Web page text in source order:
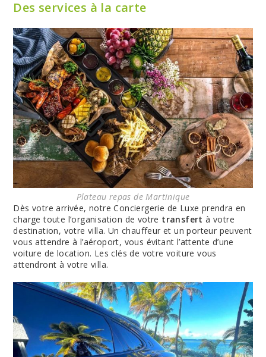
Des services à la carte
Plateau repas de Martinique
Dès votre arrivée, notre Conciergerie de Luxe prendra en
charge toute l’organisation de votre transfert à votre
destination, votre villa. Un chauffeur et un porteur peuvent
vous attendre à l’aéroport, vous évitant l’attente d’une
voiture de location. Les clés de votre voiture vous
attendront à votre villa.